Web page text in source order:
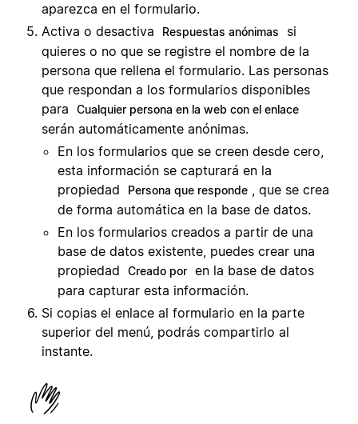
aparezca en el formulario.
Activa o desactiva
Respuestas anónimas
si
quieres o no que se registre el nombre de la
persona que rellena el formulario. Las personas
que respondan a los formularios disponibles
para
Cualquier persona en la web con el enlace
serán automáticamente anónimas.
En los formularios que se creen desde cero,
esta información se capturará en la
propiedad
Persona que responde , que se crea
de forma automática en la base de datos.
En los formularios creados a partir de una
base de datos existente, puedes crear una
propiedad
Creado por en la base de datos
para capturar esta información.
Si copias el enlace al formulario en la parte
superior del menú, podrás compartirlo al
instante.